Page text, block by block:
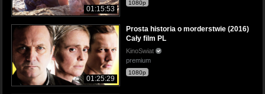
01:15:53
1080p
01:25:29
Prosta historia o morderstwie (2016)
Cały film PL
KinoSwiat
premium
1080p